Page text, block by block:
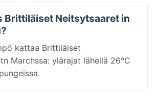
Brittiläiset Neitsytsaaret in
kattaa Brittiläiset
Marchssa: ylärajat lähellä 26°C